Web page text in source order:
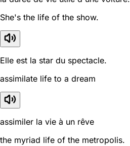
She's the life of the show.
Elle est la star du spectacle.
assimilate life to a dream
assimiler la vie à un rêve
the myriad life of the metropolis.